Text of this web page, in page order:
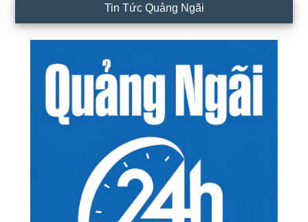
Tin Tức Quảng Ngãi